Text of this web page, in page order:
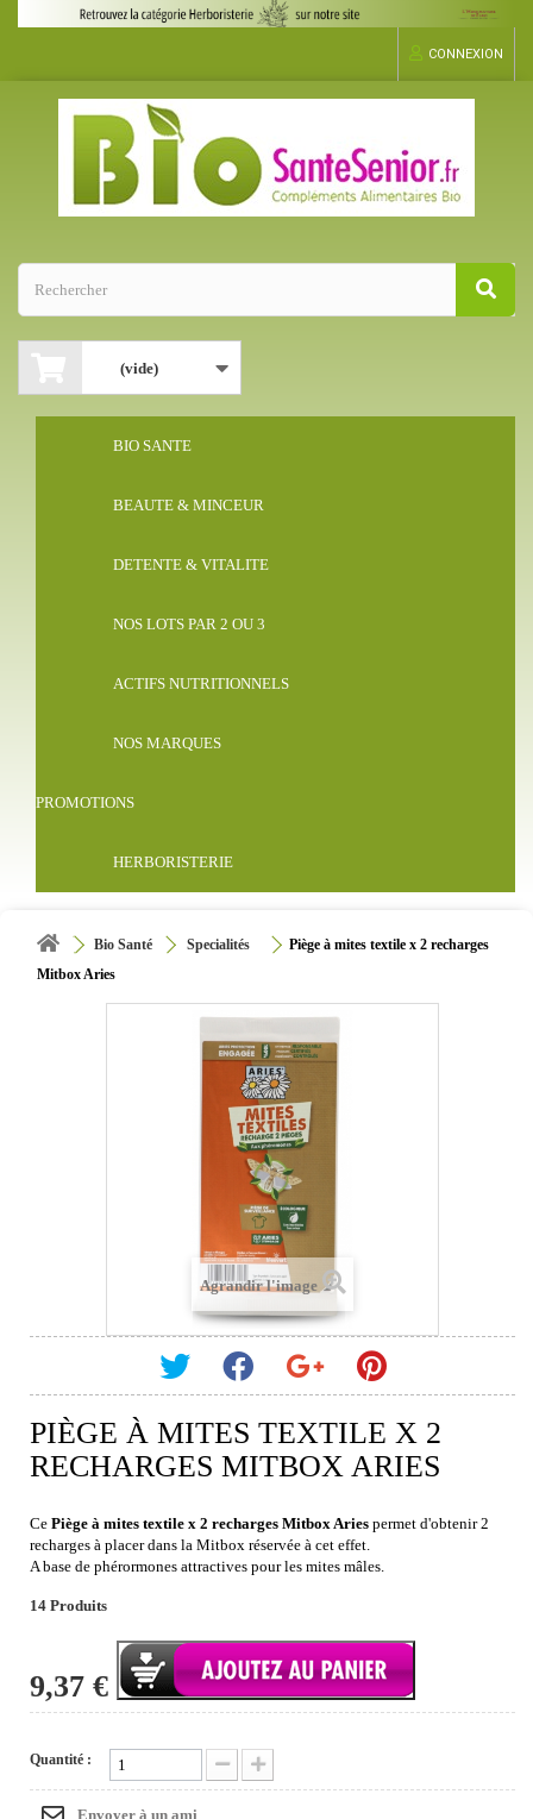
CONNEXION
(vide)
BIO SANTE
BEAUTE & MINCEUR
DETENTE & VITALITE
NOS LOTS PAR 2 OU 3
ACTIFS NUTRITIONNELS
NOS MARQUES
PROMOTIONS
HERBORISTERIE
Bio Santé Specialités
Piège à mites textile x 2 recharges
Mitbox Aries
Agrandir l'image
PIÈGE À MITES TEXTILE X 2
RECHARGES MITBOX ARIES
Ce Piège à mites textile x 2 recharges Mitbox Aries permet d'obtenir 2
recharges à placer dans la Mitbox réservée à cet effet.
A base de phérormones attractives pour les mites mâles.
14 Produits
9,37 €
Quantité :
Envoyer à un ami